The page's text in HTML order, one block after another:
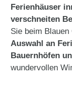
Ferienhäuser
verschneiten
Sie beim
Auswahl an
Bauernhöfen
wundervollen